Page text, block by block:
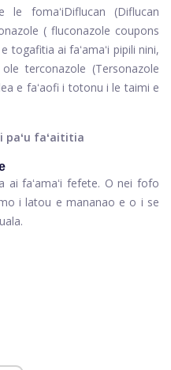
le fomaʻiDiflucan (Diflucan
( fluconazole coupons
togafitia ai faʻamaʻi pipili nini,
terconazole (Tersonazole
e faʻaofi i totonu i le taimi e
paʻu faʻaititia
ai faʻamaʻi fefete. O nei fofo
i latou e mananao e o i se